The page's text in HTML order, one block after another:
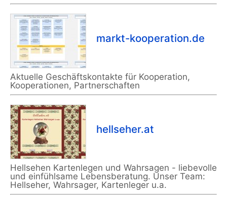
markt-kooperation.de
Aktuelle Geschäftskontakte für Kooperation,
Kooperationen, Partnerschaften
hellseher.at
Hellsehen Kartenlegen und Wahrsagen - liebevolle
und einfühlsame Lebensberatung. Unser Team:
Hellseher, Wahrsager, Kartenleger u.a.